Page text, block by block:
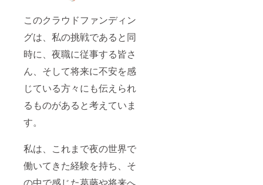
このクラウドファンディン
グは、私の挑戦であると同
時に、夜職に従事する皆さ
ん、そして将来に不安を感
じている方々にも伝えられ
るものがあると考えていま
す。
私は、これまで夜の世界で
働いてきた経験を持ち、そ